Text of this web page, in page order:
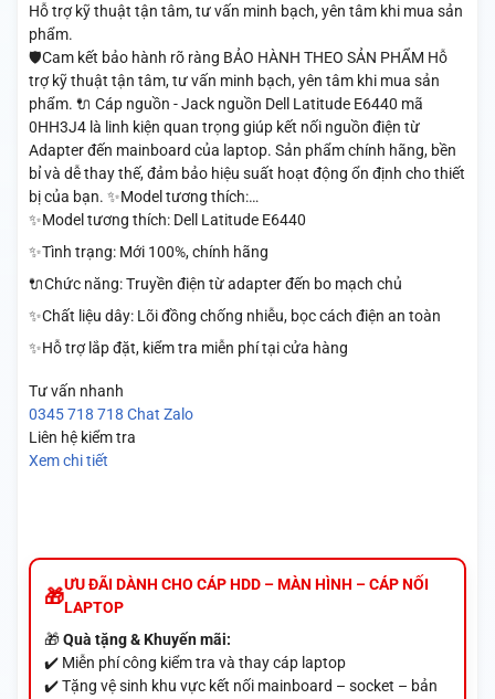
Hỗ trợ kỹ thuật tận tâm, tư vấn minh bạch, yên tâm khi mua sản
phẩm.
🛡️Cam kết bảo hành rõ ràng BẢO HÀNH THEO SẢN PHẨM Hỗ
trợ kỹ thuật tận tâm, tư vấn minh bạch, yên tâm khi mua sản
phẩm. 🔌 Cáp nguồn - Jack nguồn Dell Latitude E6440 mã
0HH3J4 là linh kiện quan trọng giúp kết nối nguồn điện từ
Adapter đến mainboard của laptop. Sản phẩm chính hãng, bền
bỉ và dễ thay thế, đảm bảo hiệu suất hoạt động ổn định cho thiết
bị của bạn. ✨Model tương thích:…
✨Model tương thích: Dell Latitude E6440
✨Tình trạng: Mới 100%, chính hãng
🔌Chức năng: Truyền điện từ adapter đến bo mạch chủ
✨Chất liệu dây: Lõi đồng chống nhiễu, bọc cách điện an toàn
✨Hỗ trợ lắp đặt, kiểm tra miễn phí tại cửa hàng
Tư vấn nhanh
0345 718 718 Chat Zalo
Liên hệ kiểm tra
Xem chi tiết
ƯU ĐÃI DÀNH CHO CÁP HDD – MÀN HÌNH – CÁP NỐI
LAPTOP
🎁Quà tặng & Khuyến mãi:
✔️ Miễn phí công kiểm tra và thay cáp laptop
✔️ Tặng vệ sinh khu vực kết nối mainboard – socket – bản